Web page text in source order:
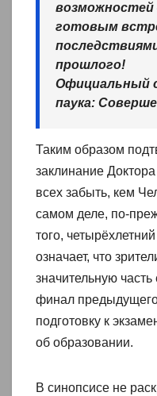
готовым
прошлого!
Официальный
паука:
Таким образом
заклинание
всех забыть, кем
самом деле, по-
того,
означает, что
значительную
финал
подготовку к
об образовании.
В синопсисе не